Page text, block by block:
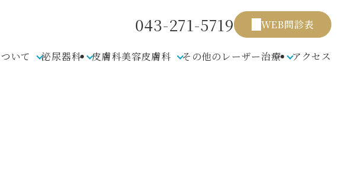
043-271-5719 WEB問診表
いて 泌尿器科 皮膚科美容皮膚科 その他のレーザー治療 アクセス